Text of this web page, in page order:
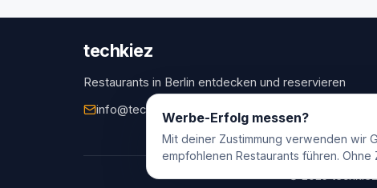
techkiez
Restaurants in Berlin entdecken und reservieren
info@techkiez.de
Berlin, Deutschland
© 2025
Werbe-Erfolg messen?
Mit deiner Zustimmung verwenden wir
empfohlenen Restaurants führen.